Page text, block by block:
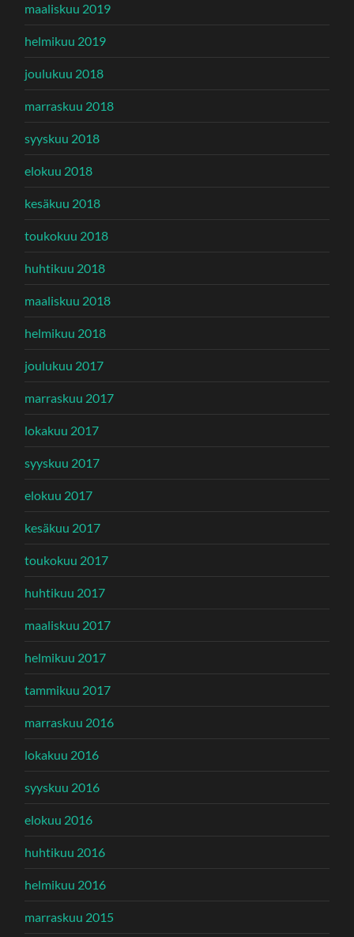
maaliskuu 2019
helmikuu 2019
joulukuu 2018
marraskuu 2018
syyskuu 2018
elokuu 2018
kesäkuu 2018
toukokuu 2018
huhtikuu 2018
maaliskuu 2018
helmikuu 2018
joulukuu 2017
marraskuu 2017
lokakuu 2017
syyskuu 2017
elokuu 2017
kesäkuu 2017
toukokuu 2017
huhtikuu 2017
maaliskuu 2017
helmikuu 2017
tammikuu 2017
marraskuu 2016
lokakuu 2016
syyskuu 2016
elokuu 2016
huhtikuu 2016
helmikuu 2016
marraskuu 2015